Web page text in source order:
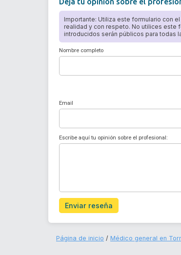
Importante: Utiliza este formulario con
realidad y con respeto. No utilices este
introducidos serán públicos para todas
Nombre completo
Email
Escribe aquí tu opinión sobre el profesional:
Enviar reseña
Página de inicio Médico general en